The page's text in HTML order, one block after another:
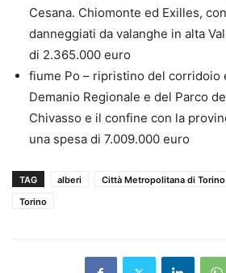
Cesana. Chiomonte ed Exilles,
danneggiati da valanghe in alta
di 2.365.000 euro
fiume Po – ripristino del corridoio
Demanio Regionale e del Parco
Chivasso e il confine con la
una spesa di 7.009.000 euro
TAG alberi Città Metropolitana di Torino
Torino